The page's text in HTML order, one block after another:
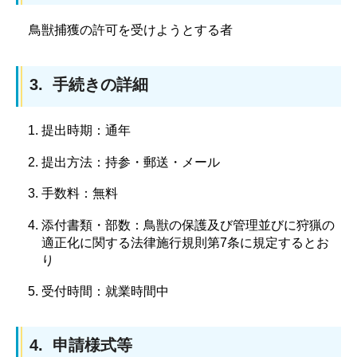
鳥獣捕獲の許可を受けようとする者
3. 手続きの詳細
提出時期：通年
提出方法：持参・郵送・メール
手数料：無料
添付書類・部数：鳥獣の保護及び管理並びに狩猟の
適正化に関する法律施行規則第7条に規定するとお
り
受付時間：就業時間中
4. 申請様式等